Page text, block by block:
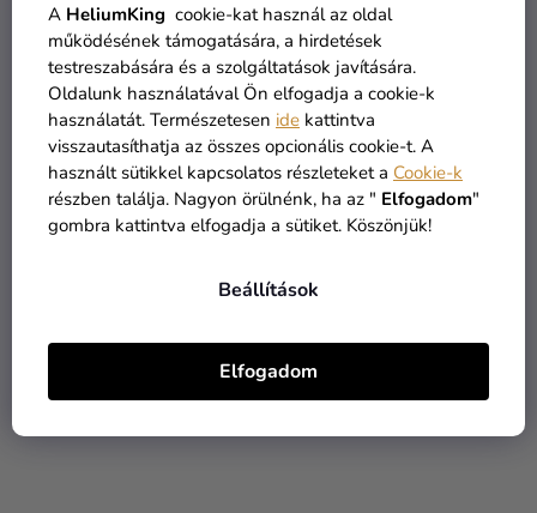
A HeliumKing cookie-kat használ az oldal
működésének támogatására, a hirdetések
testreszabására és a szolgáltatások javítására.
Oldalunk használatával Ön elfogadja a cookie-k
használatát. Természetesen ide kattintva
visszautasíthatja az összes opcionális cookie-t. A
használt sütikkel kapcsolatos részleteket a Cookie-k
részben találja. Nagyon örülnénk, ha az " Elfogadom"
gombra kattintva elfogadja a sütiket. Köszönjük!
Beállítások
Elfogadom
Hajpánt szarvakkal
2 190 Ft
2 590 Ft
Harley Quinn baseball
ütő 73 cm
3 390 Ft
3 990 Ft